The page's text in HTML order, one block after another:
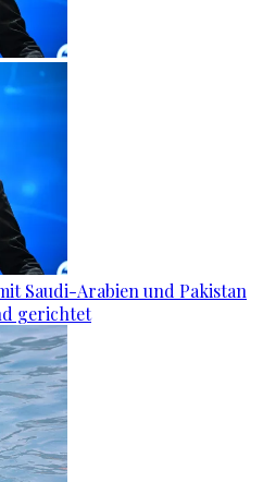
Saudi-Arabien und Pakistan
gerichtet